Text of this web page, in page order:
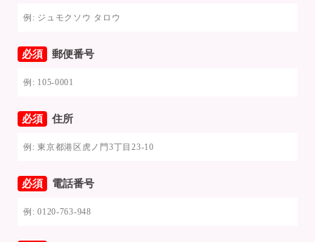
必須 郵便番号
必須 住所
必須 電話番号